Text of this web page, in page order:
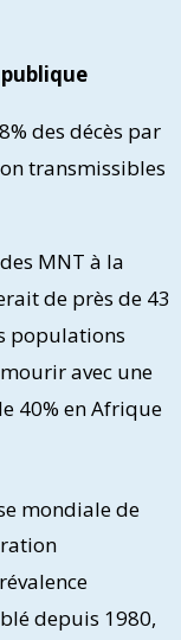
des décès par
transmissibles
MNT à la
de près de 43
populations
avec une
40% en Afrique
mondiale de
depuis 1980,